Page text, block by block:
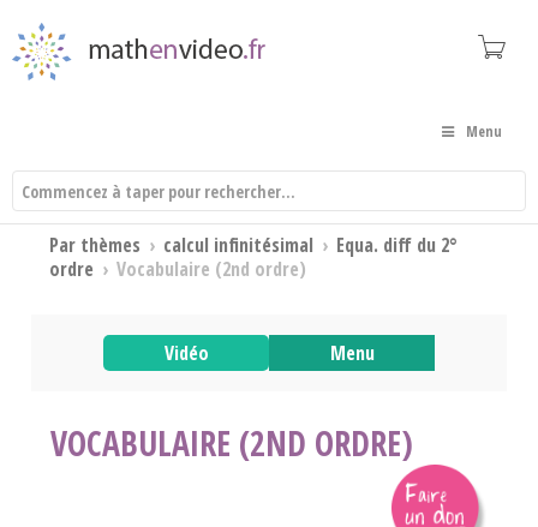
Menu
Par thèmes › calcul infinitésimal › Equa. diff du 2°
ordre › Vocabulaire (2nd ordre)
Vidéo Menu
VOCABULAIRE (2ND ORDRE)